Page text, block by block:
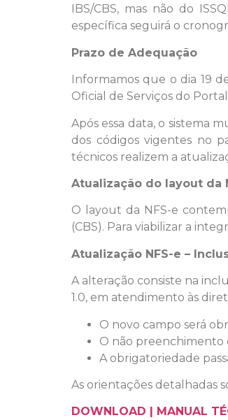
IBS/CBS, mas não do
específica seguirá o
Prazo de Adequação
Informamos que o dia 19
Oficial de Serviços do
Após essa data, o sistema
dos códigos vigentes no
técnicos realizem a
Atualização do layout da
O layout da NFS-e
(CBS). Para viabilizar a
Atualização NFS-e –
A alteração consiste na
1.0, em atendimento às
O novo campo será
O não preenchimento
A obrigatoriedade
As orientações detalhadas
DOWNLOAD | MANUAL